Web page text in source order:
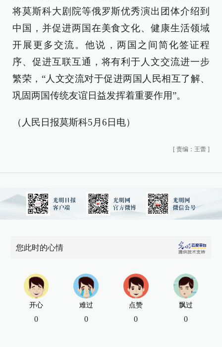
将莫斯科大剧院等俄罗斯优秀演出团体介绍到
中国，并促进两国在美食文化、健康生活领域
开展更多交流。他说，两国之间简化签证程
序、促进互联互通，将有利于人文交流进一步
繁荣，“人文交流对于促进两国人民相互了解、
巩固两国传统友谊日益发挥着重要作用”。
（人民日报莫斯科5月6日电）
[ 责编：王蕾 ]
您此时的心情
开心
0
难过
0
点赞
0
飘过
0